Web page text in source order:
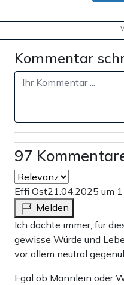
Kommentar
97
Effi Ost21.04.2025 um
Melden
Ich dachte immer, für
gewisse Würde und
vor allem neutral
Egal ob Männlein oder